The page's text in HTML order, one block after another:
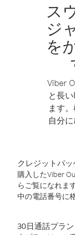
ス
ジ
を
Viber
と長
ます
自分
クレジットパ
購入したViber
らご覧になれま
中の電話番号に
30日通話プラン